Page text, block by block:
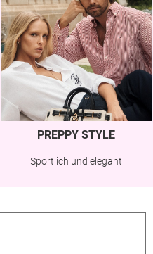
PREPPY STYLE
Sportlich und elegant